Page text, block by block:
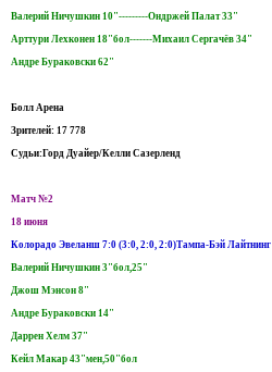
Валерий Ничушкин 10"---------Ондржей Палат 33"
Арттури Лехконен 18"бол-------Михаил Сергачёв 34"
Андре Бураковски 62"
Болл Арена
Зрителей: 17 778
Судьи:Горд Дуайер/Келли Сазерленд
Матч №2
18 июня
Колорадо Эвеланш 7:0 (3:0, 2:0, 2:0)Тампа-Бэй Лайтнинг
Валерий Ничушкин 3"бол,25"
Джош Мэнсон 8"
Андре Бураковски 14"
Даррен Хелм 37"
Кейл Макар 43"мен,50"бол